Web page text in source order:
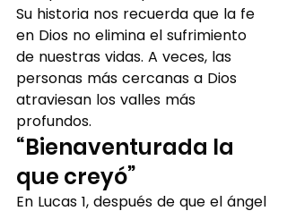
Su historia nos recuerda que la fe
en Dios no elimina el sufrimiento
de nuestras vidas. A veces, las
personas más cercanas a Dios
atraviesan los valles más
profundos.
“Bienaventurada la
que creyó”
En Lucas 1, después de que el ángel